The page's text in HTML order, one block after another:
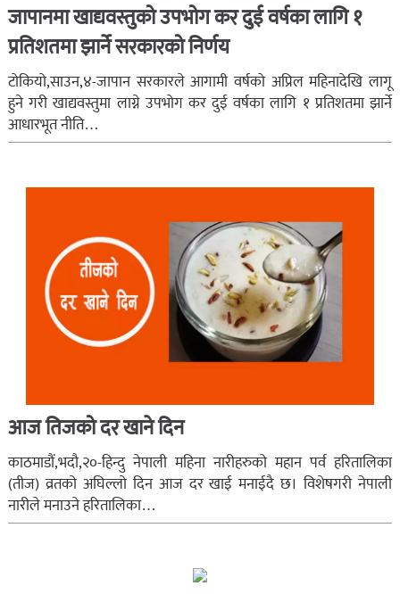
जापानमा खाद्यवस्तुको उपभोग कर दुई वर्षका लागि १
प्रतिशतमा झार्ने सरकारको निर्णय
टोकियो,साउन,४-जापान सरकारले आगामी वर्षको अप्रिल महिनादेखि लागू
हुने गरी खाद्यवस्तुमा लाग्ने उपभोग कर दुई वर्षका लागि १ प्रतिशतमा झार्ने
आधारभूत नीति…
आज तिजको दर खाने दिन
काठमाडौं,भदौ,२०-हिन्दु नेपाली महिना नारीहरुको महान पर्व हरितालिका
(तीज) व्रतको अघिल्लो दिन आज दर खाई मनाईदै छ। विशेषगरी नेपाली
नारीले मनाउने हरितालिका…